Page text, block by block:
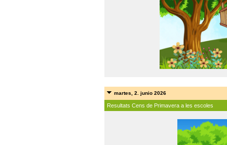
martes, 2. junio 2026
Resultats Cens de Primavera a les escoles